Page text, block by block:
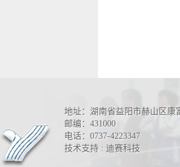
地址：湖南省益阳市赫山区康
邮编：431000
电话：0737-4223347
技术支持 : 迪赛科技